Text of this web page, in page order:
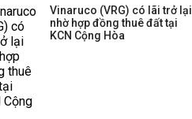
thanh lý toàn bộ cửa
hàng
Vinaruco (VRG) có lãi trở lại
nhờ hợp đồng thuê đất tại
KCN Cộng Hòa